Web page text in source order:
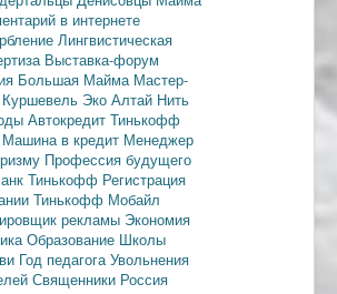
в интернете
Лингвистическая
Выставка-форум
Большая Майма Мастер-
Куршевель Эко Алтай Нить
Автокредит Тинькофф
Машина в кредит Менеджер
Профессия будущего
Тинькофф Регистрация
Тинькофф Мобайл
рекламы Экономия
Образование Школы
Год педагогаУвольнения
Священники Россия